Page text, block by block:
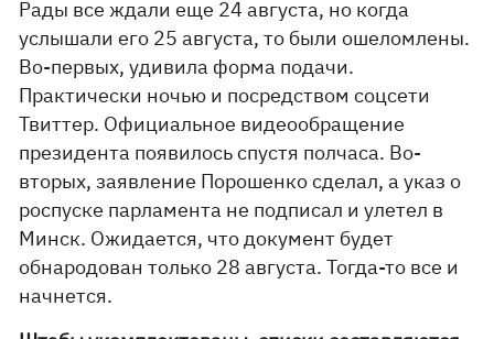
Рады все ждали еще 24 августа, но когда
услышали его 25 августа, то были ошеломлены.
Во-первых, удивила форма подачи.
Практически ночью и посредством соцсети
Твиттер. Официальное видеообращение
президента появилось спустя полчаса. Во-
вторых, заявление Порошенко сделал, а указ о
роспуске парламента не подписал и улетел в
Минск. Ожидается, что документ будет
обнародован только 28 августа. Тогда-то все и
начнется.